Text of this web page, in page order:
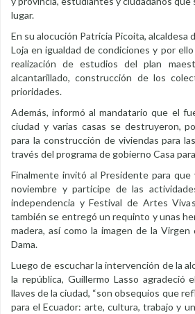
lugar.
En su alocución Patricia Picoita, alcaldesa
Loja en igualdad de condiciones y por
realización de estudios del plan
alcantarillado, construcción de los
prioridades.
Además, informó al mandatario que el
ciudad y varias casas se destruyeron,
para la construcción de viviendas para
través del programa de gobierno Casa
Finalmente invitó al Presidente para
noviembre y participe de las
independencia y Festival de Artes
también se entregó un requinto y unas
madera, así como la imagen de la Virgen
Dama.
Luego de escuchar la intervención de la
la república, Guillermo Lasso agradeció
llaves de la ciudad, “son obsequios que
para el Ecuador: arte, cultura, trabajo y